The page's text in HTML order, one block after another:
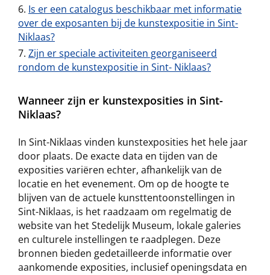
Is er een catalogus beschikbaar met informatie
over de exposanten bij de kunstexpositie in Sint-
Niklaas?
Zijn er speciale activiteiten georganiseerd
rondom de kunstexpositie in Sint- Niklaas?
Wanneer zijn er kunstexposities in Sint-
Niklaas?
In Sint-Niklaas vinden kunstexposities het hele jaar
door plaats. De exacte data en tijden van de
exposities variëren echter, afhankelijk van de
locatie en het evenement. Om op de hoogte te
blijven van de actuele kunsttentoonstellingen in
Sint-Niklaas, is het raadzaam om regelmatig de
website van het Stedelijk Museum, lokale galeries
en culturele instellingen te raadplegen. Deze
bronnen bieden gedetailleerde informatie over
aankomende exposities, inclusief openingsdata en